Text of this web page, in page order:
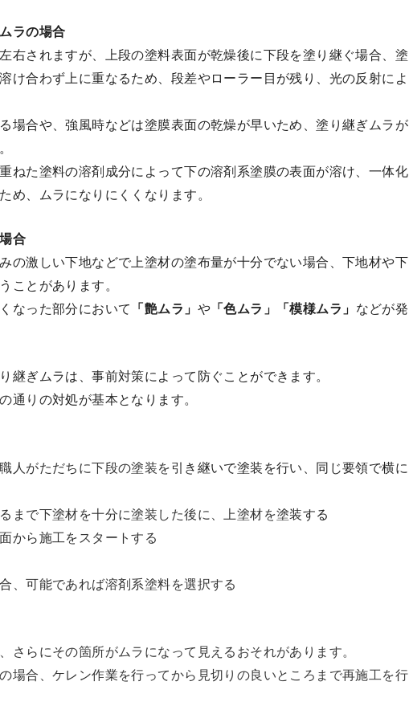
ラの場合
右されますが、上段の塗料表面が乾燥後に下段を塗り継ぐ場合、塗
け合わず上に重なるため、段差やローラー目が残り、光の反射によ
場合や、強風時などは塗膜表面の乾燥が早いため、塗り継ぎムラが
ねた塗料の溶剤成分によって下の溶剤系塗膜の表面が溶け、一体化
め、ムラになりにくくなります。
合
の激しい下地などで上塗材の塗布量が十分でない場合、下地材や下
ことがあります。
なった部分において
「艶ムラ」 や「色ムラ」「模様ムラ」 などが発
継ぎムラは、事前対策によって防ぐことができます。
通りの対処が基本となります。
人がただちに下段の塗装を引き継いで塗装を行い、同じ要領で横に
まで下塗材を十分に塗装した後に、上塗材を塗装する
から施工をスタートする
、可能であれば溶剤系塗料を選択する
さらにその箇所がムラになって見えるおそれがあります。
場合、ケレン作業を行ってから見切りの良いところまで再施工を行